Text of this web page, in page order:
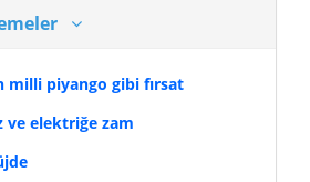
milli piyango gibi fırsat
ve elektriğe zam